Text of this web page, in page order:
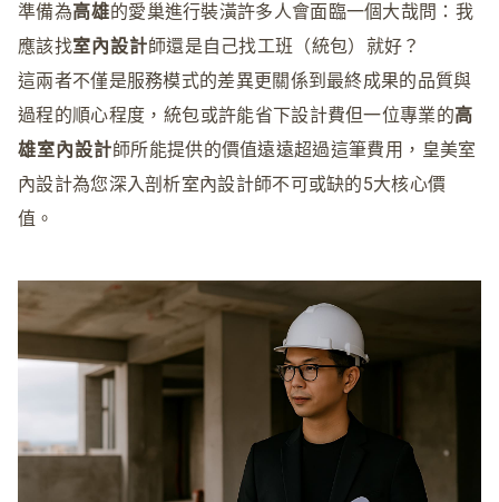
準備為高雄的愛巢進行裝潢許多人會面臨一個大哉問：我
應該找室內設計師還是自己找工班（統包）就好？
這兩者不僅是服務模式的差異更關係到最終成果的品質與
過程的順心程度 ，統包或許能省下設計費但一位專業的高
雄室內設計師所能提供的價值遠遠超過這筆費用 ， 皇美室
內設計為您深入剖析室內設計師不可或缺的5大核心價
值。